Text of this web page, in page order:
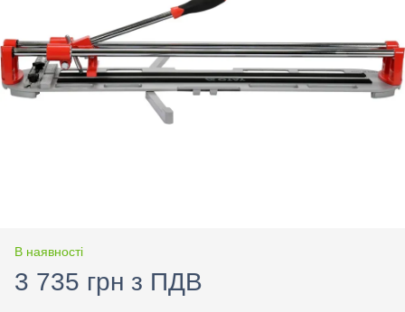
В наявності
3 735 грн з ПДВ